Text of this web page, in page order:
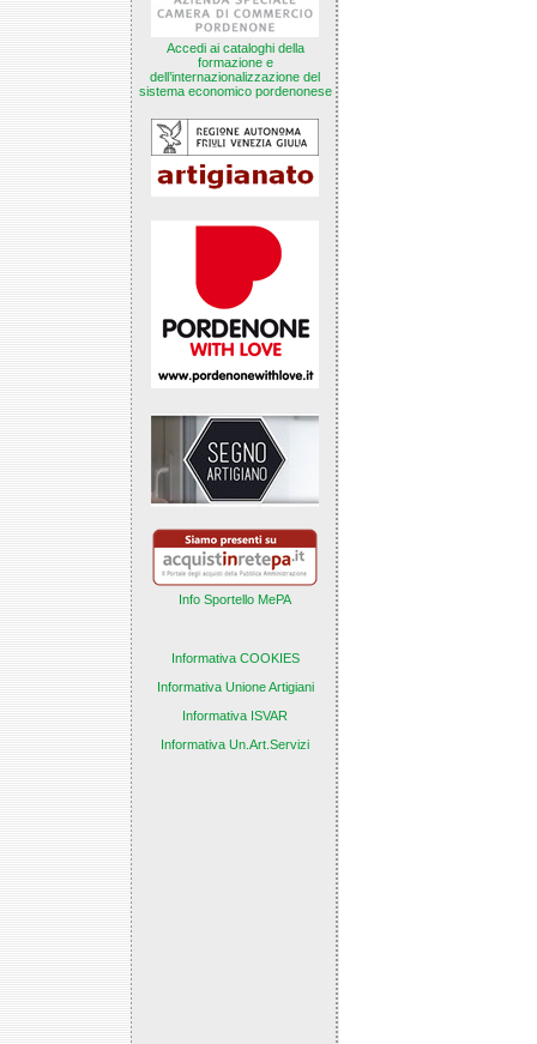
Accedi ai cataloghi della
formazione e
dell’internazionalizzazione del
sistema economico pordenonese
Info Sportello MePA
Informativa COOKIES
Informativa Unione Artigiani
Informativa ISVAR
Informativa Un.Art.Servizi